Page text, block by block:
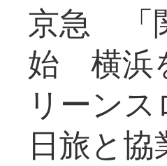
京急 「
始 横浜
リーン
日旅と